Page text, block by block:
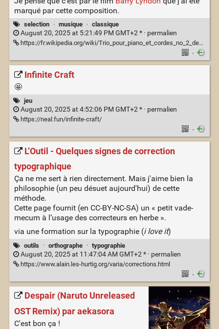
marqué par cette composition.
selection · musique · classique
August 20, 2025 at 5:21:49 PM GMT+2 * · permalien
https://fr.wikipedia.org/wiki/Trio_pour_piano_et_cordes_no_2_de_Schubert
·
Infinite Craft
🤩
jeu
August 20, 2025 at 4:52:06 PM GMT+2 * · permalien
https://neal.fun/infinite-craft/
·
L’Outil - Quelques signes de correction
typographique
Ça ne me sert à rien directement. Mais j'aime bien la
philosophie (un peu désuet aujourd'hui) de cette
méthode.
Cette page fournit (en CC-BY-NC-SA) un « petit vade-
mecum à l’usage des correcteurs en herbe ».
via une formation sur la typographie (i love it)
outils · orthographe · typographie
August 20, 2025 at 11:47:04 AM GMT+2 * · permalien
https://www.alain.les-hurtig.org/varia/corrections.html
·
Despair (Naruto Unreleased
OST Remix) par aekasora
C'est bon ça !